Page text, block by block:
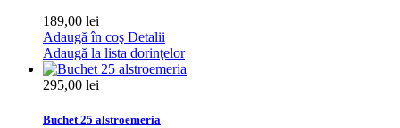
189,00 lei
Adaugă în coş Detalii
Adaugă la lista dorinţelor
295,00 lei
Buchet 25 alstroemeria